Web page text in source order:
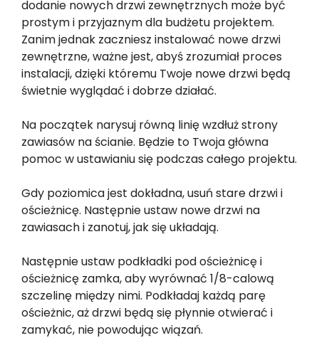
dodanie nowych drzwi zewnętrznych może być
prostym i przyjaznym dla budżetu projektem.
Zanim jednak zaczniesz instalować nowe drzwi
zewnętrzne, ważne jest, abyś zrozumiał proces
instalacji, dzięki któremu Twoje nowe drzwi będą
świetnie wyglądać i dobrze działać.
Na początek narysuj równą linię wzdłuż strony
zawiasów na ścianie. Będzie to Twoja główna
pomoc w ustawianiu się podczas całego projektu.
Gdy poziomica jest dokładna, usuń stare drzwi i
ościeżnicę. Następnie ustaw nowe drzwi na
zawiasach i zanotuj, jak się układają.
Następnie ustaw podkładki pod ościeżnicę i
ościeżnicę zamka, aby wyrównać 1/8-calową
szczelinę między nimi. Podkładaj każdą parę
ościeżnic, aż drzwi będą się płynnie otwierać i
zamykać, nie powodując wiązań.